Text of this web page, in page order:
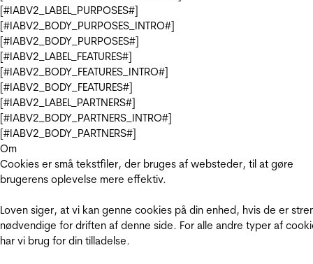
[#IABV2_LABEL_PURPOSES#]
[#IABV2_BODY_PURPOSES_INTRO#]
[#IABV2_BODY_PURPOSES#]
[#IABV2_LABEL_FEATURES#]
[#IABV2_BODY_FEATURES_INTRO#]
[#IABV2_BODY_FEATURES#]
[#IABV2_LABEL_PARTNERS#]
[#IABV2_BODY_PARTNERS_INTRO#]
[#IABV2_BODY_PARTNERS#]
Om
Cookies er små tekstfiler, der bruges af websteder, til at gøre
brugerens oplevelse mere effektiv.
Loven siger, at vi kan genne cookies på din enhed, hvis de er
nødvendige for driften af denne side. For alle andre typer af
har vi brug for din tilladelse.